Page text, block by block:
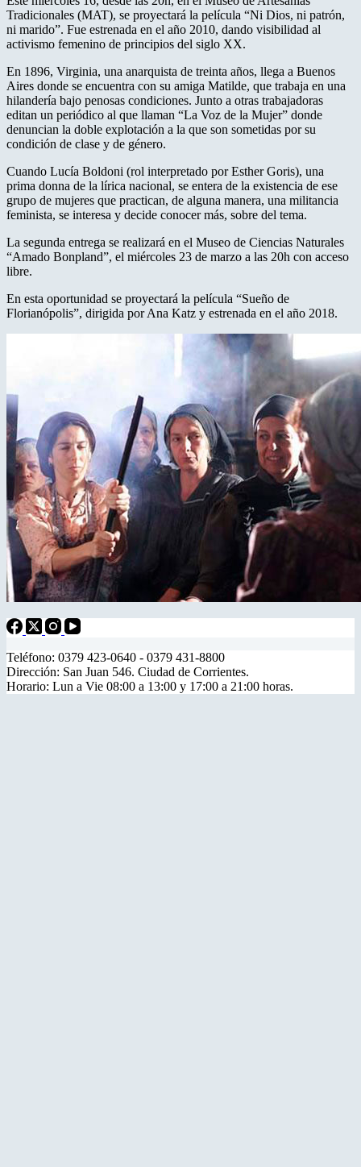
Tradicionales (MAT), se proyectará la película “Ni Dios, ni patrón,
ni marido”. Fue estrenada en el año 2010, dando visibilidad al
activismo femenino de principios del siglo XX.
En 1896, Virginia, una anarquista de treinta años, llega a Buenos
Aires donde se encuentra con su amiga Matilde, que trabaja en una
hilandería bajo penosas condiciones. Junto a otras trabajadoras
editan un periódico al que llaman “La Voz de la Mujer” donde
denuncian la doble explotación a la que son sometidas por su
condición de clase y de género.
Cuando Lucía Boldoni (rol interpretado por Esther Goris), una
prima donna de la lírica nacional, se entera de la existencia de ese
grupo de mujeres que practican, de alguna manera, una militancia
feminista, se interesa y decide conocer más, sobre del tema.
La segunda entrega se realizará en el Museo de Ciencias Naturales
“Amado Bonpland”, el miércoles 23 de marzo a las 20h con acceso
libre.
En esta oportunidad se proyectará la película “Sueño de
Florianópolis”, dirigida por Ana Katz y estrenada en el año 2018.
Teléfono: 0379 423-0640 - 0379 431-8800
Dirección: San Juan 546. Ciudad de Corrientes.
Horario: Lun a Vie 08:00 a 13:00 y 17:00 a 21:00 horas.